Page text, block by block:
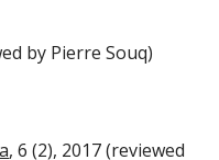
by Pierre Souq)
, 6 (2), 2017 (reviewed